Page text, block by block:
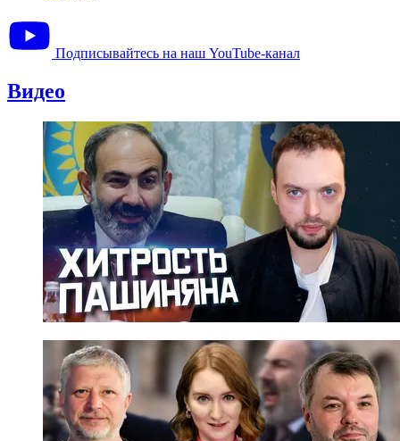
Подписывайтесь на наш YouTube-канал
Видео